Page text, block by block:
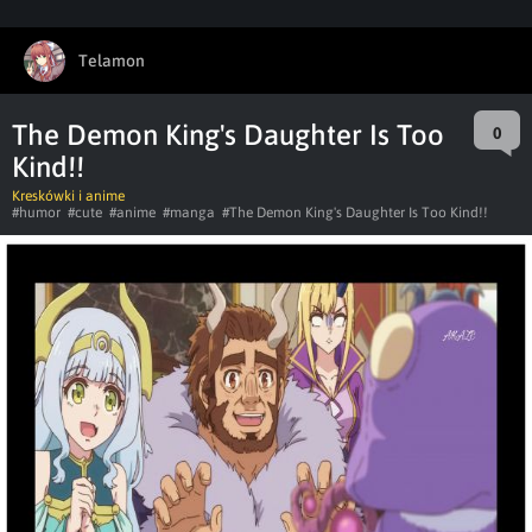
Telamon
The Demon King's Daughter Is Too
Kind!!
0
Kreskówki i anime
#humor #cute #anime #manga #The Demon King's Daughter Is Too Kind!!